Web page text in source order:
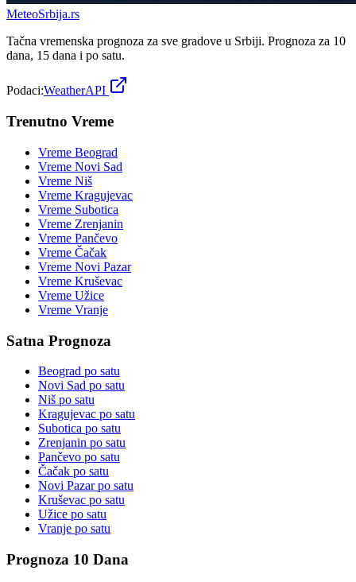
MeteoSrbija.rs
Tačna vremenska prognoza za sve gradove u Srbiji. Prognoza za 10
dana, 15 dana i po satu.
Podaci:WeatherAPI
Trenutno Vreme
Vreme Beograd
Vreme Novi Sad
Vreme Niš
Vreme Kragujevac
Vreme Subotica
Vreme Zrenjanin
Vreme Pančevo
Vreme Čačak
Vreme Novi Pazar
Vreme Kruševac
Vreme Užice
Vreme Vranje
Satna Prognoza
Beograd po satu
Novi Sad po satu
Niš po satu
Kragujevac po satu
Subotica po satu
Zrenjanin po satu
Pančevo po satu
Čačak po satu
Novi Pazarpo satu
Kruševac po satu
Užice po satu
Vranje po satu
Prognoza 10 Dana